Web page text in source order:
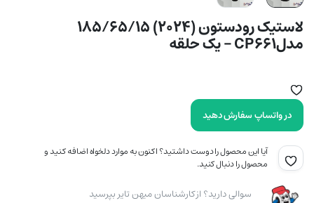
لاستیک رودستون (2024) 185/65/15
مدلCP661 – یک حلقه
در واتساپ سفارش دهید
آیا این محصول را دوست داشتید؟ اکنون به موارد دلخواه اضافه کنید و
محصول را دنبال کنید.
سوالی دارید؟ از کارشناسان میهن تایر بپرسید